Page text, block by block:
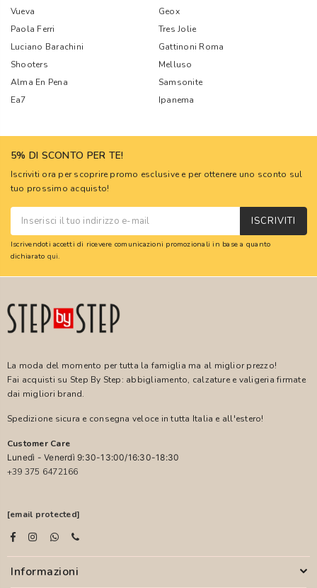
Vueva
Geox
Paola Ferri
Tres Jolie
Luciano Barachini
Gattinoni Roma
Shooters
Melluso
Alma En Pena
Samsonite
Ea7
Ipanema
5% DI SCONTO PER TE!
Iscriviti ora per scoprire promo esclusive e per ottenere uno sconto sul
tuo prossimo acquisto!
ISCRIVITI
Iscrivendoti accetti di ricevere comunicazioni promozionali in base a quanto
dichiarato qui.
La moda del momento per tutta la famiglia ma al miglior prezzo!
Fai acquisti su Step By Step: abbigliamento, calzature e valigeria firmate
dai migliori brand.
Spedizione sicura e consegna veloce in tutta Italia e all'estero!
Customer Care
Lunedì - Venerdì 9:30-13:00/16:30-18:30
+39 375 6472166
[email protected]
Informazioni